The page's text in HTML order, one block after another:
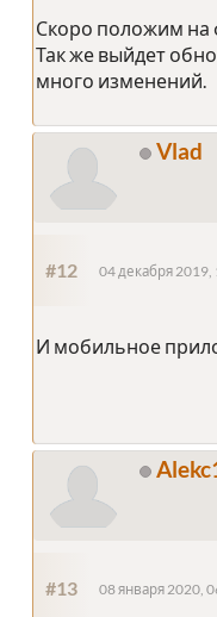
Скоро положим на
Так же выйдет
много изменений.
Vlad
#12 04 декабря 2019,
И мобильное
#13 08 января 2020,